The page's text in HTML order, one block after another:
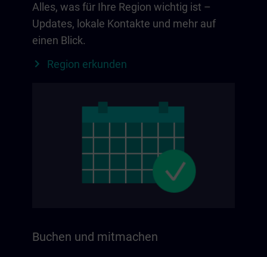
Alles, was für Ihre Region wichtig ist –
Updates, lokale Kontakte und mehr auf
einen Blick.
Region erkunden
Buchen und mitmachen